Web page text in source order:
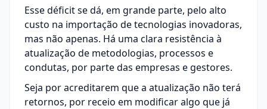
Esse déficit se dá, em grande parte, pelo alto
custo na importação de tecnologias inovadoras,
mas não apenas. Há uma clara resistência à
atualização de metodologias, processos e
condutas, por parte das empresas e gestores.
Seja por acreditarem que a atualização não terá
retornos, por receio em modificar algo que já